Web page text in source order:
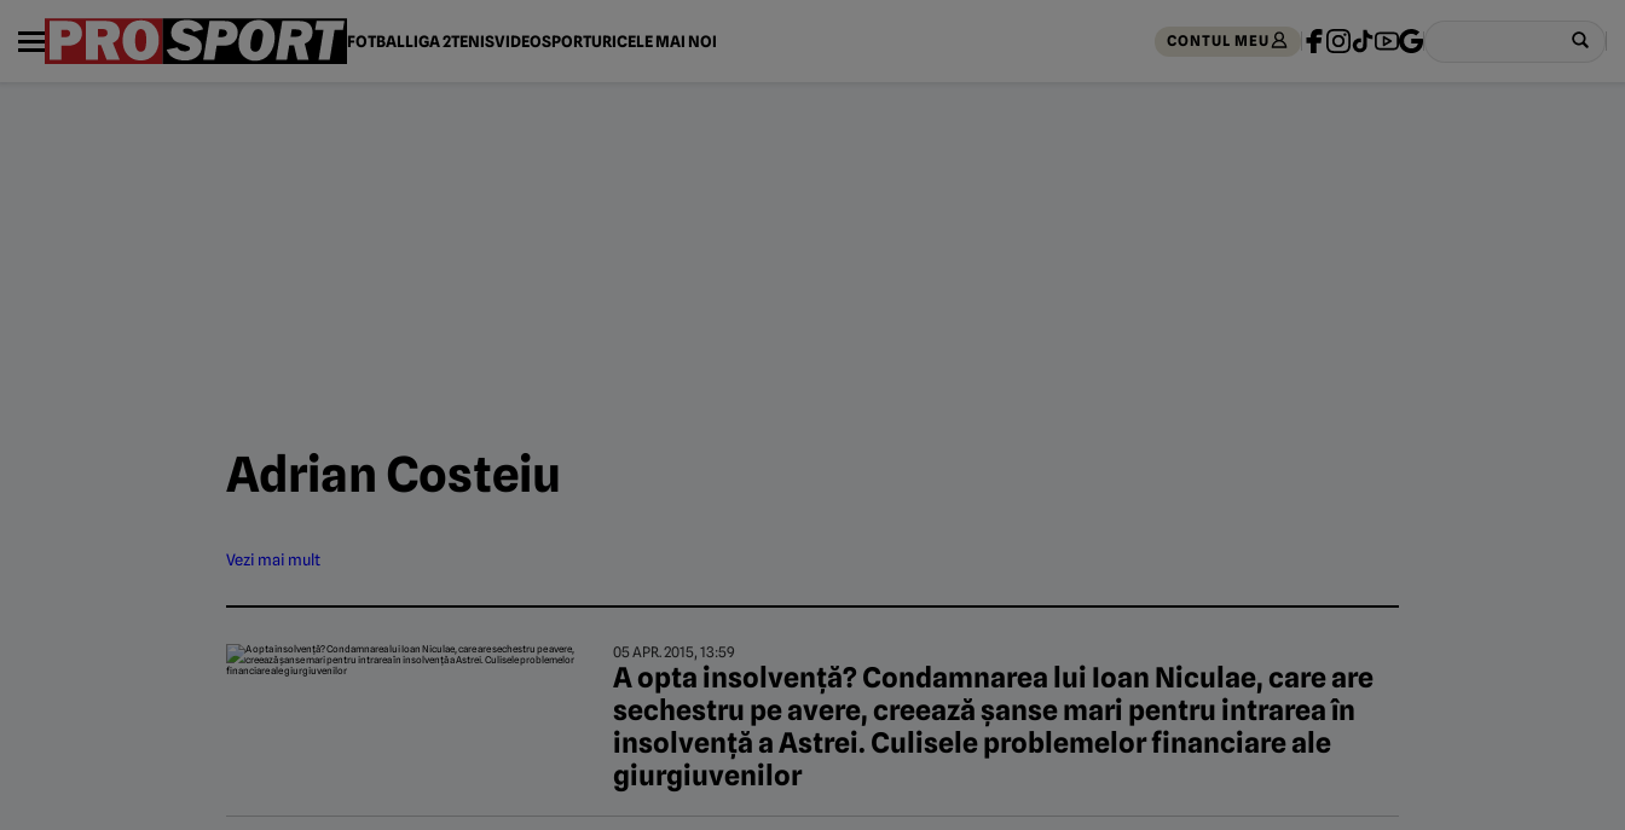
FOTBALLIGA 2TENISVIDEOSPORTURICELE MAI NOI CONTUL MEU
Adrian Costeiu
Vezi mai mult
05 APR. 2015, 13:59
A opta insolvență? Condamnarea lui Ioan Niculae, care are
sechestru pe avere, creează șanse mari pentru intrarea în
insolvență a Astrei. Culisele problemelor financiare ale
giurgiuvenilor